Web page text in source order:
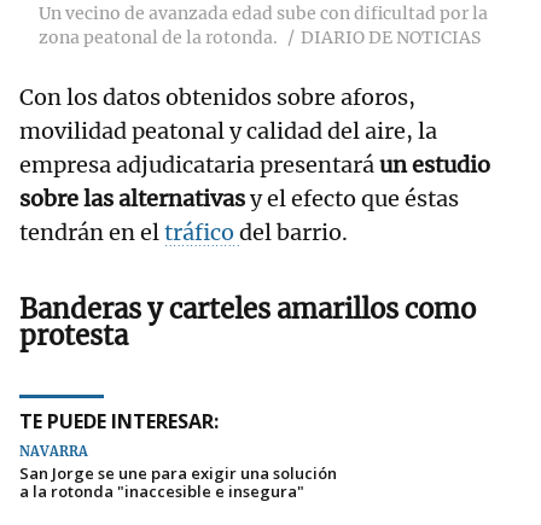
Un vecino de avanzada edad sube con dificultad por la
zona peatonal de la rotonda.
DIARIO DE NOTICIAS
Con los datos obtenidos sobre aforos,
movilidad peatonal y calidad del aire, la
empresa adjudicataria presentará un estudio
sobre las alternativasy el efecto que éstas
tendrán en el tráfico del barrio.
Banderas y carteles amarillos como
protesta
TE PUEDE INTERESAR:
NAVARRA
San Jorge se une para exigir una solución
a la rotonda "inaccesible e insegura"